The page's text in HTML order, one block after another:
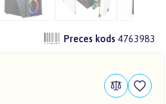
Preces kods 4763983